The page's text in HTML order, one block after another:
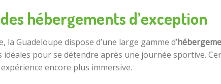
hébergements d’exception
la Guadeloupe dispose d’une large gamme d’
pour se détendre après une journée sportive.
encore plus immersive.